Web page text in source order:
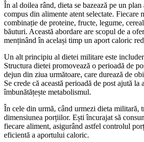
În al doilea rând, dieta se bazează pe un
compus din alimente atent selectate. Fiecare
combinație de proteine, fructe, legume,
băuturi. Această abordare are scopul de a
menținând în același timp un aport caloric
Un alt principiu al dietei militare este
Structura dietei promovează o perioadă de
dejun din ziua următoare, care durează de
Se crede că această perioadă de post ajută la
îmbunătățește metabolismul.
În cele din urmă, când urmezi dieta militară,
dimensiunea porțiilor. Ești încurajat să
fiecare aliment, asigurând astfel controlul
eficientă a aportului caloric.